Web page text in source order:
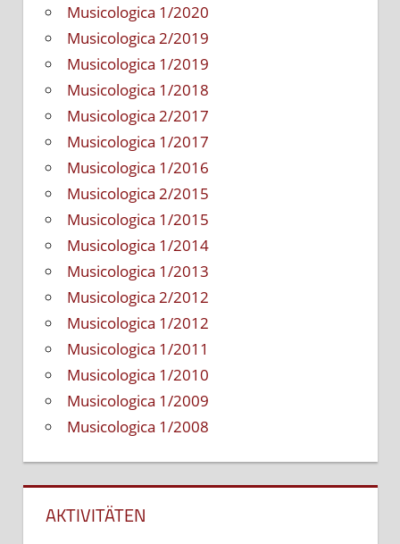
Musicologica 1/2020
Musicologica 2/2019
Musicologica 1/2019
Musicologica 1/2018
Musicologica 2/2017
Musicologica 1/2017
Musicologica 1/2016
Musicologica 2/2015
Musicologica 1/2015
Musicologica 1/2014
Musicologica 1/2013
Musicologica 2/2012
Musicologica 1/2012
Musicologica 1/2011
Musicologica 1/2010
Musicologica 1/2009
Musicologica 1/2008
AKTIVITÄTEN